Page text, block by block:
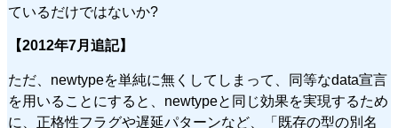
ているだけではないか?
【2012年7月追記】
ただ、newtypeを単純に無くしてしまって、同等なdata宣言
を用いることにすると、newtypeと同じ効果を実現するため
に、正格性フラグや遅延パターンなど、「既存の型の別名